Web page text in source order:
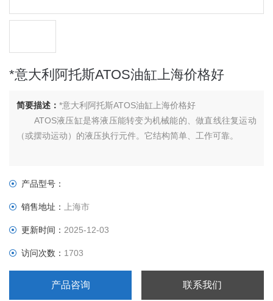
*意大利阿托斯ATOS油缸上海价格好
简要描述：*意大利阿托斯ATOS油缸上海价格好
ATOS液压缸是将液压能转变为机械能的、做直线往复运动
（或摆动运动）的液压执行元件。它结构简单、工作可靠。
产品型号：
销售地址：上海市
更新时间：2025-12-03
访问次数： 1703
产品咨询 联系我们